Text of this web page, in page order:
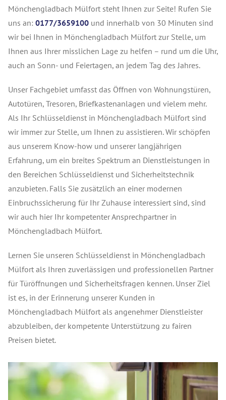
Mönchengladbach Mülfort steht Ihnen zur Seite! Rufen Sie
uns an: 0177/3659100 und innerhalb von 30 Minuten sind
wir bei Ihnen in Mönchengladbach Mülfort zur Stelle, um
Ihnen aus Ihrer misslichen Lage zu helfen – rund um die Uhr,
auch an Sonn- und Feiertagen, an jedem Tag des Jahres.
Unser Fachgebiet umfasst das Öffnen von Wohnungstüren,
Autotüren, Tresoren, Briefkastenanlagen und vielem mehr.
Als Ihr Schlüsseldienst in Mönchengladbach Mülfort sind
wir immer zur Stelle, um Ihnen zu assistieren. Wir schöpfen
aus unserem Know-how und unserer langjährigen
Erfahrung, um ein breites Spektrum an Dienstleistungen in
den Bereichen Schlüsseldienst und Sicherheitstechnik
anzubieten. Falls Sie zusätzlich an einer modernen
Einbruchssicherung für Ihr Zuhause interessiert sind, sind
wir auch hier Ihr kompetenter Ansprechpartner in
Mönchengladbach Mülfort.
Lernen Sie unseren Schlüsseldienst in Mönchengladbach
Mülfort als Ihren zuverlässigen und professionellen Partner
für Türöffnungen und Sicherheitsfragen kennen. Unser Ziel
ist es, in der Erinnerung unserer Kunden in
Mönchengladbach Mülfort als angenehmer Dienstleister
abzubleiben, der kompetente Unterstützung zu fairen
Preisen bietet.